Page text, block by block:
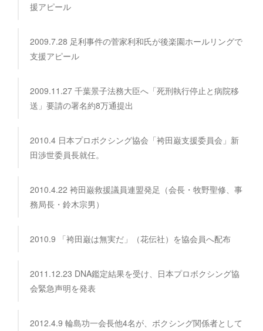
援アピール
2009.7.28 足利事件の菅家利和氏が後楽園ホールリングで
支援アピール
2009.11.27 千葉景子法務大臣へ「死刑執行停止と病院移
送」要請の署名約8万通提出
2010.4 日本プロボクシング協会「袴田巌支援委員会」新
田渉世委員長就任。
2010.4.22 袴田巌救援議員連盟発足（会長・牧野聖修、事
務局長・鈴木宗男）
2010.9 「袴田巌は無実だ」（花伝社）を協会員へ配布
2011.12.23 DNA鑑定結果を受け、日本プロボクシング協
会緊急声明を発表
2012.4.9 輪島功一会長他4名が、ボクシング関係者として